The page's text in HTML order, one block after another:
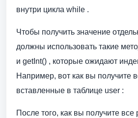
внутри цикла while .
Чтобы получить значение
должны использовать такие
и getInt() , которые ожидают
Например, вот как вы получите
вставленные в таблице user :
После того, как вы получите все